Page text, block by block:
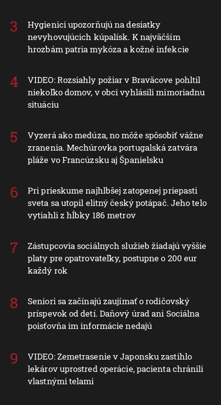
Hygienici upozorňujú na desiatky
nevyhovujúcich kúpalísk. K najväčším
hrozbám patria mykóza a kožné infekcie
VIDEO: Rozsiahly požiar v Braväcove pohltil
niekoľko domov, v obci vyhlásili mimoriadnu
situáciu
Vyzerá ako medúza, no môže spôsobiť vážne
zranenia. Mechúrovka portugalská zatvára
pláže vo Francúzsku aj Španielsku
Pri prieskume najhlbšej zatopenej priepasti
sveta sa utopil elitný český potápač. Jeho telo
vytiahli z hĺbky 186 metrov
Zástupcovia sociálnych služieb žiadajú vyššie
platy pre opatrovateľky, postupne o 200 eur
každý rok
Seniori sa začínajú zaujímať o rodičovský
príspevok od detí. Daňový úrad ani Sociálna
poisťovňa im informácie nedajú
VIDEO: Zemetrasenie v Japonsku zastihlo
lekárov uprostred operácie, pacienta chránili
vlastnými telami